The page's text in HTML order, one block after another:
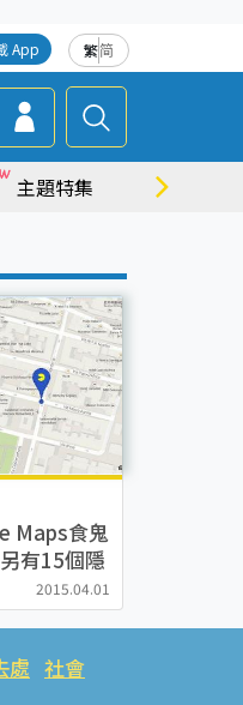
繁简
App
主題特集 商場情報
Maps食鬼
有15個隱
！2015.04.01
處 社會